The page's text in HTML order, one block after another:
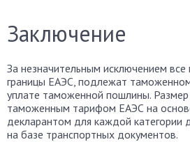
Заключение
За незначительным исключением все
границы ЕАЭС, подлежат
уплате таможенной пошлины.
таможенным тарифом ЕАЭС на
декларантом для каждой категории
на базе транспортных документов.